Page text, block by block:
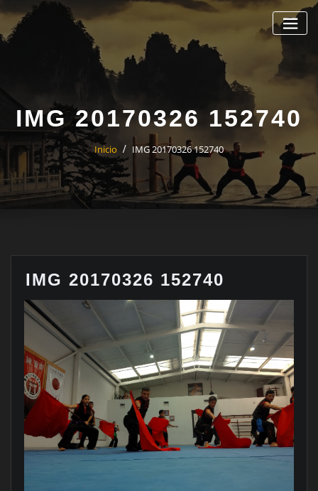
contenido
IMG 20170326 152740
Inicio IMG 20170326 152740
IMG 20170326 152740